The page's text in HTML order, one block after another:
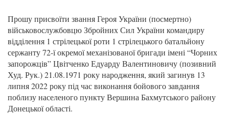
Прошу присвоїти звання Героя України (посмертно)
військовослужбовцю Збройних Сил України командиру
відділення 1 стрілецької роти 1 стрілецького батальйону
сержанту 72-ї окремої механізованої бригади імені “Чорних
запорожців” Цвітченко Едуарду Валентиновичу (позивний
Худ. Рук.) 21.08.1971 року народження, який загинув 13
липня 2022 року під час виконання бойового завдання
поблизу населеного пункту Вершина Бахмутського району
Донецької області.